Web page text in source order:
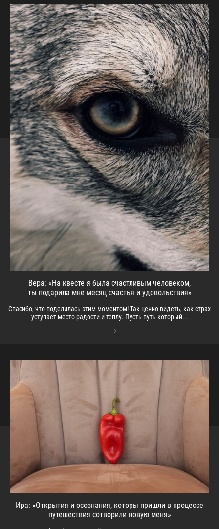
Вера: «На квесте я была счастливым человеком,
ты подарила мне месяц счастья и удовольствия»
Спасибо, что поделилась этим моментом! Так ценно видеть, как страх
уступает место радости и теплу. Пусть путь который...
Ира: «Открытия и осознания, которы пришли в процессе
путешествия сотворили новую меня»